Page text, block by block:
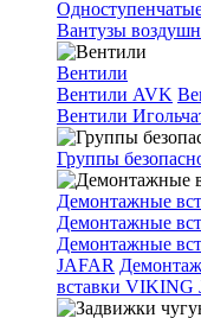
Вантузы
Вентили
Вентили AVK
Вентили
Группы
Демонтажные
Демонтажные
Демонтажные
JAFAR
вставки VIKING